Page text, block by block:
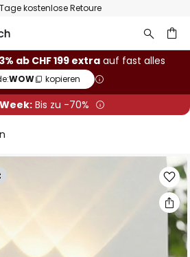
kostenlose Retoure
ab CHF 199 extra auf fast alles
WOW kopieren
Bis zu -70%